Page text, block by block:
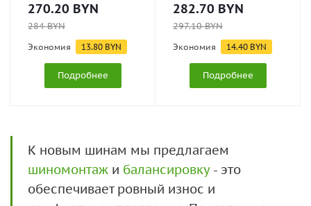
270.20 BYN
284BYN
Экономия 13.80 BYN
Подробнее
282.70 BYN
297.10BYN
Экономия 14.40 BYN
Подробнее
К новым шинам мы предлагаем
шиномонтаж и балансировку- это
обеспечивает ровный износ и